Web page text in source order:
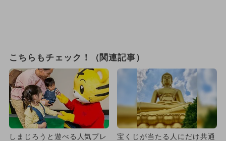
こちらもチェック！（関連記事）
しまじろうと遊べる人気プレ
宝くじが当たる人にだけ共通